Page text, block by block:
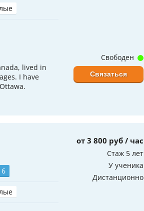
lived in
I have
Свободен
Связаться
от 3 800 руб / час
Стаж 5 лет
У ученика
Дистанционно